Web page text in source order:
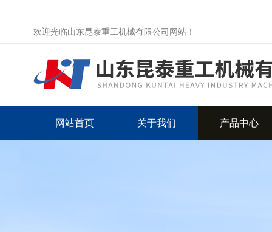
欢迎光临山东昆泰重工机械有限公司网站！
网站首页 关于我们 产品中心